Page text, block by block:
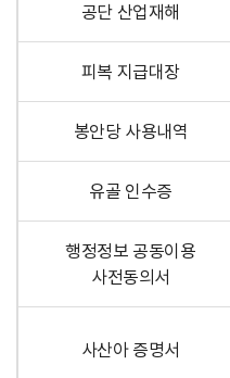
공단 산업재해
피복 지급대장
봉안당 사용내역
유골 인수증
행정정보 공동이용
사전동의서
사산아 증명서